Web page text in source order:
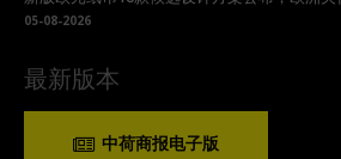
05-08-2026
最新版本
中荷商报电子版